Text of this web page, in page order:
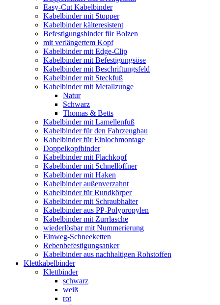
Easy-Cut Kabelbinder
Kabelbinder mit Stopper
Kabelbinder kälteresistent
Befestigungsbinder für Bolzen
mit verlängertem Kopf
Kabelbinder mit Edge-Clip
Kabelbinder mit Befestigungsöse
Kabelbinder mit Beschriftungsfeld
Kabelbinder mit Steckfuß
Kabelbinder mit Metallzunge
Natur
Schwarz
Thomas & Betts
Kabelbinder mit Lamellenfuß
Kabelbinder für den Fahrzeugbau
Kabelbinder für Einlochmontage
Doppelkopfbinder
Kabelbinder mit Flachkopf
Kabelbinder mit Schnellöffner
Kabelbinder mit Haken
Kabelbinder außenverzahnt
Kabelbinder für Rundkörper
Kabelbinder mit Schraubhalter
Kabelbinder aus PP-Polypropylen
Kabelbinder mit Zurrlasche
wiederlösbar mit Nummerierung
Einweg-Schneeketten
Rebenbefestigungsanker
Kabelbinder aus nachhaltigen Rohstoffen
Klettkabelbinder
Klettbinder
schwarz
weiß
rot